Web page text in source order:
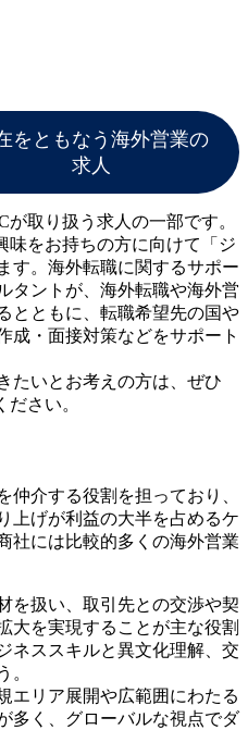
をともなう海外営業の
求人
取り扱う求人の一部です。
味をお持ちの方に向けて「ジ
す。海外転職に関するサポー
タントが、海外転職や海外営
とともに、転職希望先の国や
成・面接対策などをサポート
たいとお考えの方は、ぜひ
さい。
仲介する役割を担っており、
上げが利益の大半を占めるケ
社には比較的多くの海外営業
を扱い、取引先との交渉や契
大を実現することが主な役割
ネススキルと異文化理解、交
。
エリア展開や広範囲にわたる
多く、グローバルな視点でダ